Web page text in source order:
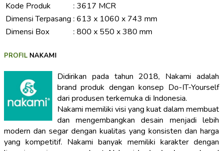
Kode Produk : 3617 MCR
Dimensi Terpasang : 613 x 1060 x 743 mm
Dimensi Box
: 800 x 550 x 380 mm
PROFILNAKAMI
Didirikan pada tahun 2018, Nakami adalah
brand produk dengan konsep Do-IT-Yourself
dari produsen terkemuka di Indonesia.
Nakami memiliki visi yang kuat dalam membuat
dan mengembangkan desain menjadi lebih
modern dan segar dengan kualitas yang konsisten dan harga
yang kompetitif. Nakami banyak memiliki karakter dengan